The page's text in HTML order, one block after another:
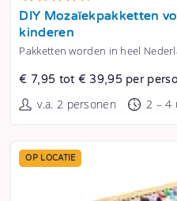
Tonen
DIY Mozaïekpakketten
kinderen
Pakketten worden in heel
€ 7,95 tot € 39,95 per
v.a. 2 personen 2 – 4
OP LOCATIE